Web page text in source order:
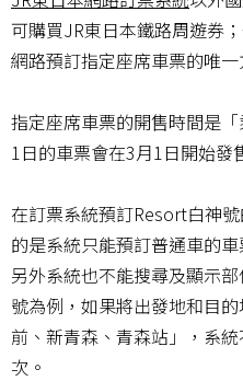
可購買JR東日本鐵路周遊券
網路預訂指定座席車票的唯一
指定座席車票的開售時間是
1日的車票會在3月1日開始發
在訂票系統預訂Resort白神
的是系統只能預訂普通車的
另外系統也不能搜尋及顯示
號為例，如果將出發地和目
前、新青森、青森站」，系
次。